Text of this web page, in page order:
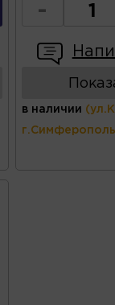
-
в наличии